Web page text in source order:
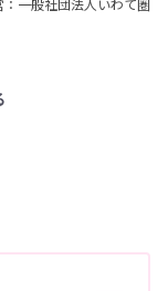
一般社団法人いわて圏